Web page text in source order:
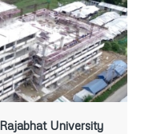
University